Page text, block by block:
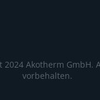
Akotherm GmbH.
vorbehalten.